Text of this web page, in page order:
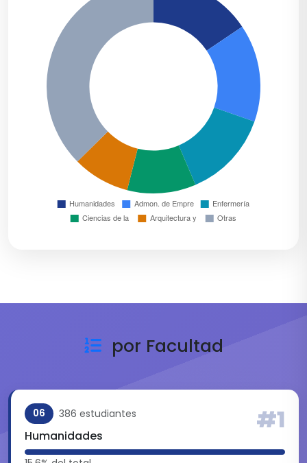
por Facultad
#1
06 386 estudiantes
Humanidades